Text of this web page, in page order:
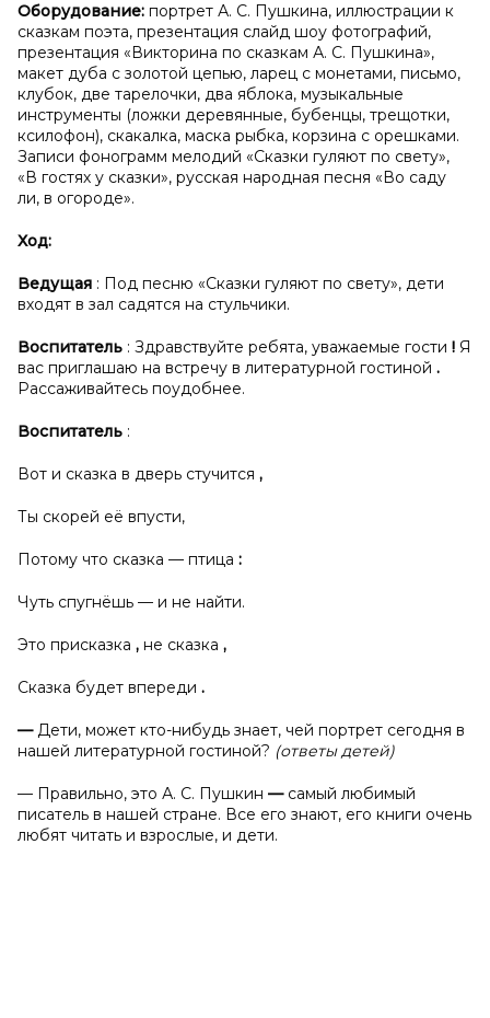
Оборудование: портрет А. С. Пушкина, иллюстрации к
сказкам поэта, презентация слайд шоу фотографий,
презентация «Викторина по сказкам А. С. Пушкина»,
макет дуба с золотой цепью, ларец с монетами, письмо,
клубок, две тарелочки, два яблока, музыкальные
инструменты (ложки деревянные, бубенцы, трещотки,
ксилофон), скакалка, маска рыбка, корзина с орешками.
Записи фонограмм мелодий «Сказки гуляют по свету»,
«В гостях у сказки», русская народная песня «Во саду
ли, в огороде».
Ход:
Ведущая : Под песню «Сказки гуляют по свету», дети
входят в зал садятся на стульчики.
Воспитатель : Здравствуйте ребята, уважаемые гости ! Я
вас приглашаю на встречу в литературной гостиной .
Рассаживайтесь поудобнее.
Воспитатель :
Вот и сказка в дверь стучится ,
Ты скорей её впусти,
Потому что сказка — птица :
Чуть спугнёшь — и не найти.
Это присказка , не сказка ,
Сказка будет впереди .
— Дети, может кто-нибудь знает, чей портрет сегодня в
нашей литературной гостиной? (ответы детей)
— Правильно, это А. С. Пушкин — самый любимый
писатель в нашей стране. Все его знают, его книги очень
любят читать и взрослые, и дети.